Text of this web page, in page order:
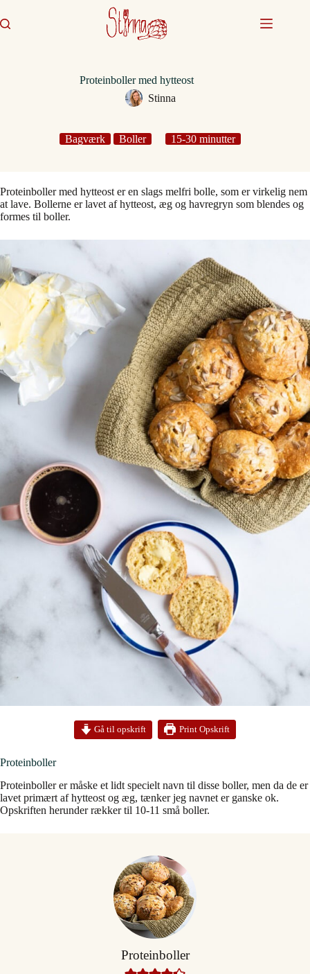
til
indhold
Proteinboller med hytteost
Stinna
Bagværk Boller 15-30 minutter
Proteinboller med hytteost er en slags melfri bolle, som er virkelig nem
at lave. Bollerne er lavet af hytteost, æg og havregryn som blendes og
formes til boller.
Gå til opskrift Print Opskrift
Proteinboller
Proteinboller er måske et lidt specielt navn til disse boller, men da de er
lavet primært af hytteost og æg, tænker jeg navnet er ganske ok.
Opskriften herunder rækker til 10-11 små boller.
Proteinboller